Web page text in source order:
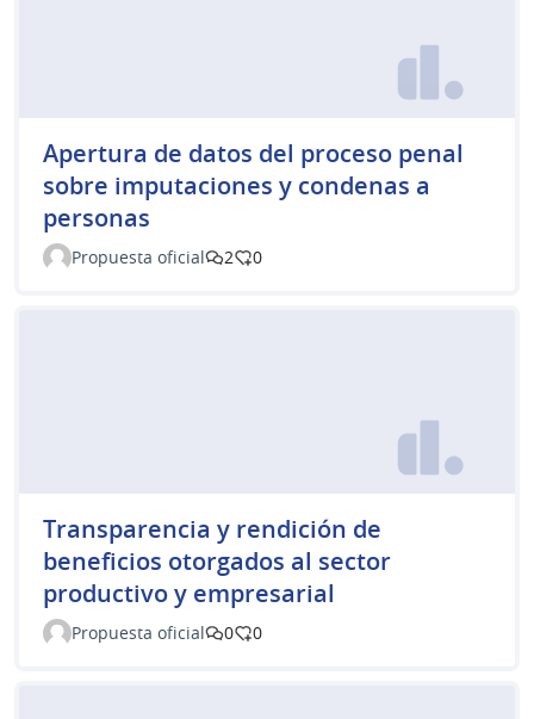
Apertura de datos del proceso penal
sobre imputaciones y condenas a
personas
Propuesta oficial 2 0
Transparencia y rendición de
beneficios otorgados al sector
productivo y empresarial
Propuesta oficial 0 0